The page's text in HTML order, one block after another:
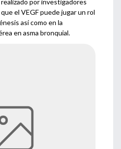
por investigadores
el VEGF puede jugar un rol
así como en la
en asma bronquial.